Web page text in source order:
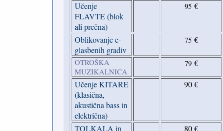
Učenje
FLAVTE (blok
ali prečna)
95 €
Oblikovanje e-
glasbenih gradiv
75 €
OTROŠKA
MUZIKALNICA
79 €
Učenje KITARE
(klasična,
akustična bass in
električna)
90 €
TOLKALA in
80 €